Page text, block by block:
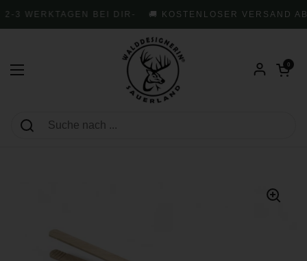
3 WERKTAGEN BEI DIR- 🚚 KOSTENLOSER VERSAND
Menü öffnen
Warenkorb
0